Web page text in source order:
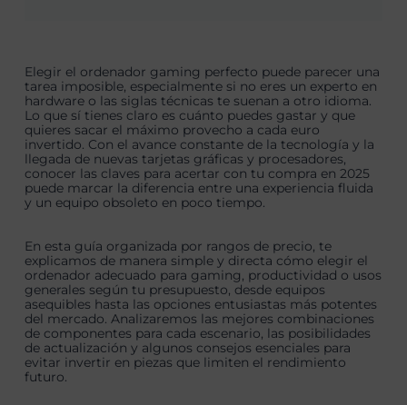
Elegir el ordenador gaming perfecto puede parecer una
tarea imposible, especialmente si no eres un experto en
hardware o las siglas técnicas te suenan a otro idioma.
Lo que sí tienes claro es cuánto puedes gastar y que
quieres sacar el máximo provecho a cada euro
invertido. Con el avance constante de la tecnología y la
llegada de nuevas tarjetas gráficas y procesadores,
conocer las claves para acertar con tu compra en 2025
puede marcar la diferencia entre una experiencia fluida
y un equipo obsoleto en poco tiempo.
En esta guía organizada por rangos de precio, te
explicamos de manera simple y directa cómo elegir el
ordenador adecuado para gaming, productividad o usos
generales según tu presupuesto, desde equipos
asequibles hasta las opciones entusiastas más potentes
del mercado. Analizaremos las mejores combinaciones
de componentes para cada escenario, las posibilidades
de actualización y algunos consejos esenciales para
evitar invertir en piezas que limiten el rendimiento
futuro.